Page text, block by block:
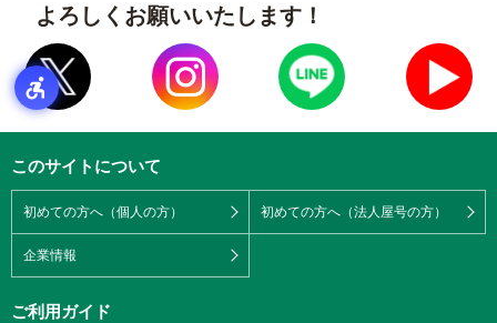
よろしくお願いいたします！
このサイトについて
初めての方へ（個人の方） 初めての方へ（法人屋号の方）
企業情報
ご利用ガイド